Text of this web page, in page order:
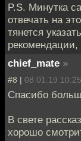
P.S. Минутка
отвечать на
тянется
рекомендации,
chief_mate »
#8 | 08.01.19 10:25
Спасибо
В свете
хорошо